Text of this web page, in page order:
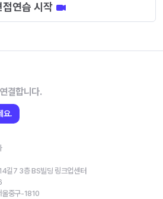
접연습 시작
결합니다.
요.
길7 3층 BS빌딩 링크업센터
중구-1810